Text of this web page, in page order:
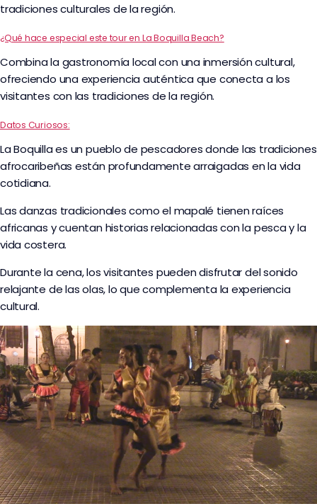
tradiciones culturales de la región.
¿Qué hace especial este tour en La Boquilla Beach?
Combina la gastronomía local con una inmersión cultural,
ofreciendo una experiencia auténtica que conecta a los
visitantes con las tradiciones de la región.
Datos Curiosos:
La Boquilla es un pueblo de pescadores donde las tradiciones
afrocaribeñas están profundamente arraigadas en la vida
cotidiana.
Las danzas tradicionales como el mapalé tienen raíces
africanas y cuentan historias relacionadas con la pesca y la
vida costera.
Durante la cena, los visitantes pueden disfrutar del sonido
relajante de las olas, lo que complementa la experiencia
cultural.